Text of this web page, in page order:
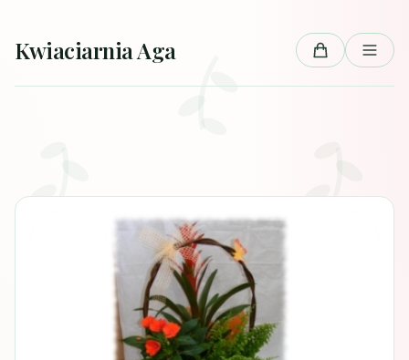
Kwiaciarnia Aga Koszyk